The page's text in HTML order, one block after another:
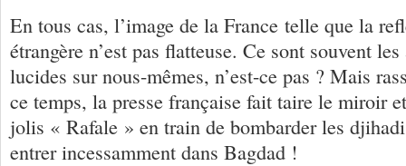
En tous cas, l’image de la France telle que la
étrangère n’est pas flatteuse. Ce sont souvent
lucides sur nous-mêmes, n’est-ce pas ? Mais
ce temps, la presse française fait taire le miroir
jolis « Rafale » en train de bombarder les
entrer incessamment dans Bagdad !